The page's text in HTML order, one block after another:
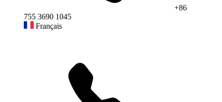
+86
755 3690 1045
Français